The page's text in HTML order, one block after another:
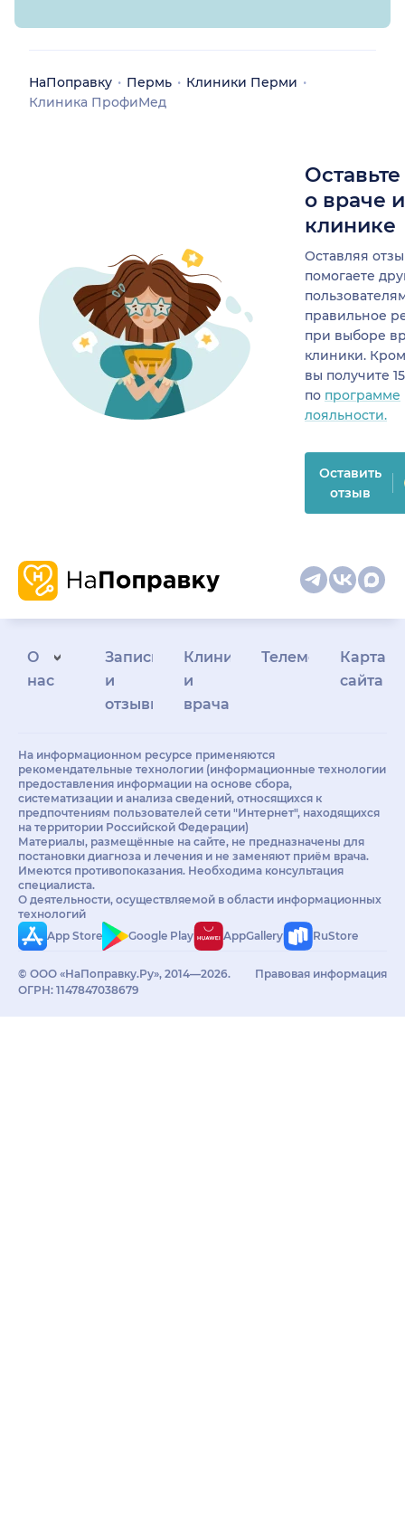
разобраться в моей
ушли уже в первые
минуты общения.
решение.
Результат: моя
проблема полностью
разрешилась! Я очень
рада, что попала
именно к Ольге
Сергеевне и в
«Профимед». Очень
Спасибо вам большое!
НаПоправку Пермь
Клиники Перми
Клиника ПрофиМед
о враче
клинике
Оставляя
помогаете
правильное
при выборе
клиники.
вы получите
по программе
лояльности.
Оставить
отзыв
О
нас
Запись
и
отзывы
Клиникам
и
врачам
Телемедицина
Карта
сайта
На информационном ресурсе применяются
рекомендательные технологии (информационные технологии
предоставления информации на основе сбора,
систематизации и анализа сведений, относящихся к
предпочтениям пользователей сети "Интернет", находящихся
на территории Российской Федерации)
Материалы, размещённые на сайте, не предназначены для
постановки диагноза и лечения и не заменяют приём врача.
Имеются противопоказания. Необходима консультация
специалиста.
О деятельности, осуществляемой в области информационных
технологий
App Store
Google Play AppGallery RuStore
© ООО «НаПоправку.Ру», 2014—2026.
ОГРН: 1147847038679
Правовая информация